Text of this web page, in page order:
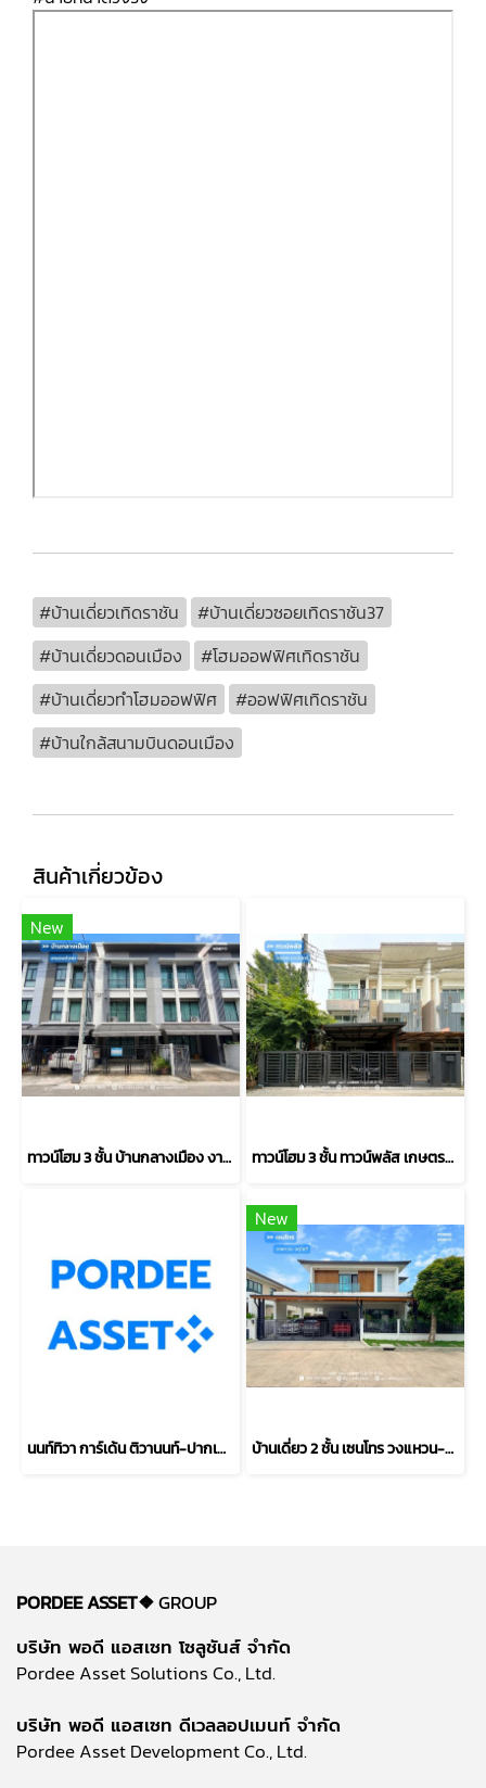
#บ้านเดี่ยวเทิดราชัน
#บ้านเดี่ยวซอยเทิดราชัน37
#บ้านเดี่ยวดอนเมือง
#โฮมออฟฟิศเทิดราชัน
#บ้านเดี่ยวทำโฮมออฟฟิศ
#ออฟฟิศเทิดราชัน
#บ้านใกล้สนามบินดอนเมือง
สินค้าเกี่ยวข้อง
New
ทาวน์โฮม 3 ชั้น บ้านกลางเมือง งามวงศ์วาน (ขนาด 18 ตร.ว.) งามวงศ์วาน 47 แยก 6 (ซ.ชินเขต 2/6) ใกล้การไฟฟ้าส่วนภูมิภาค(สำนักงานใหญ่) หลักสี่ กทม. : Baan Klang Muang Ngamwongwan ทาวน์โฮม 3 ชั้น ทาวน์พลัส เกษตร-นวมินทร์ หลังริม (ขนาด 28 ตร.ว.) ถ.คลองลำเจียก แขวงนวลจันทร์ เขตบึงกุ่ม กรุงเทพมหานคร : Towmplus Keset-Nawamin
นนท์ทิวา การ์เด้น ติวานนท์-ปากเกร็ด37 ตรงข้าม รร.พระหฤทัยนนทบุรี ใกล้แยกสวนสมเด็จฯ ศรีสมาน : Nontiwa Garden
New
บ้านเดี่ยว 2 ชั้น เซนโทร วงแหวน-จตุโชติ (ขนาด 59 ตร.ว.) เดินทางง่าย ใกล้ทางด่วนนิดเดียว สามวาตะวันตก คลองสามวา กทม. : Centro Wongwaen-Chatuchot
PORDEE ASSET❖GROUP
บริษัท พอดี แอสเซท โซลูชันส์ จำกัด
Pordee Asset Solutions Co., Ltd.
บริษัท พอดี แอสเซท ดีเวลลอปเมนท์ จำกัด
Pordee Asset Development Co., Ltd.